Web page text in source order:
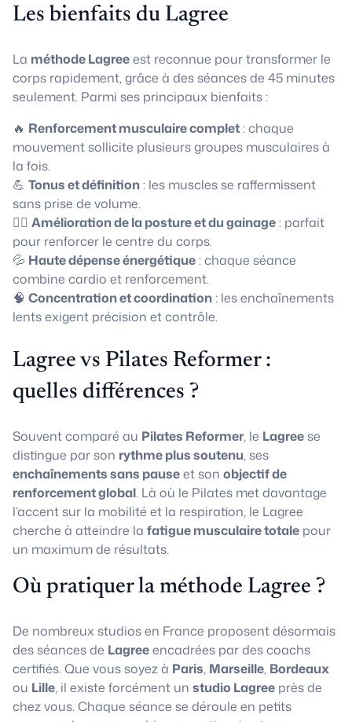
Les bienfaits du Lagree
La méthode Lagreeest reconnue pour transformer le
corps rapidement, grâce à des séances de 45 minutes
seulement. Parmi ses principaux bienfaits :
🔥 Renforcement musculaire complet: chaque
mouvement sollicite plusieurs groupes musculaires à
la fois.
💪 Tonus et définition: les muscles se raffermissent
sans prise de volume.
🧘‍♀️ Amélioration de la posture et du gainage: parfait
pour renforcer le centre du corps.
💦 Haute dépense énergétique: chaque séance
combine cardio et renforcement.
🧠 Concentration et coordination: les enchaînements
lents exigent précision et contrôle.
Lagree vs Pilates Reformer :
quelles différences ?
Souvent comparé au Pilates Reformer, le Lagree se
distingue par son rythme plus soutenu, ses
enchaînements sans pauseet son objectif de
renforcement global. Là où le Pilates met davantage
l’accent sur la mobilité et la respiration, le Lagree
cherche à atteindre la fatigue musculaire totale pour
un maximum de résultats.
Où pratiquer la méthode Lagree ?
De nombreux studios en France proposent désormais
des séances de Lagreeencadrées par des coachs
certifiés. Que vous soyez à Paris, Marseille, Bordeaux
ou Lille, il existe forcément un studio Lagree près de
chez vous. Chaque séance se déroule en petits